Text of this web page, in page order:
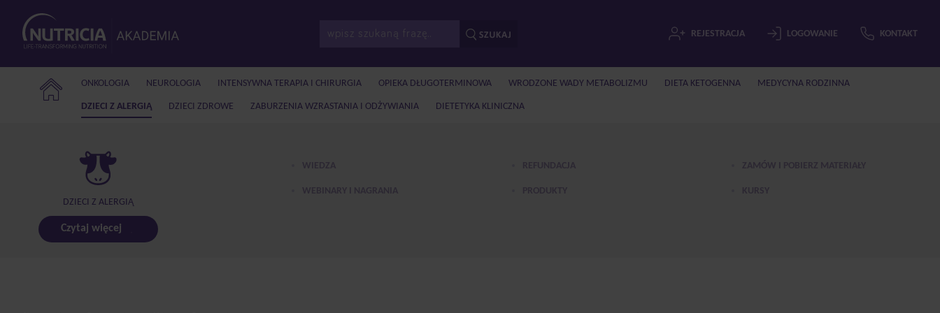
REJESTRACJA LOGOWANIE KONTAKT
ONKOLOGIA NEUROLOGIA INTENSYWNA TERAPIA I CHIRURGIA OPIEKA DŁUGOTERMINOWA WRODZONE WADY METABOLIZMU DIETA KETOGENNA MEDYCYNA RODZINNA
DZIECI Z ALERGIĄ DZIECI ZDROWE ZABURZENIA WZRASTANIA I ODŻYWIANIA DIETETYKA KLINICZNA
DZIECI Z ALERGIĄ
Czytaj więcej